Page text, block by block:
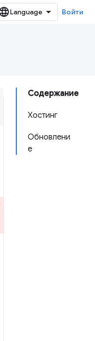
Войти
Содержание
Хостинг
Обновлени
е